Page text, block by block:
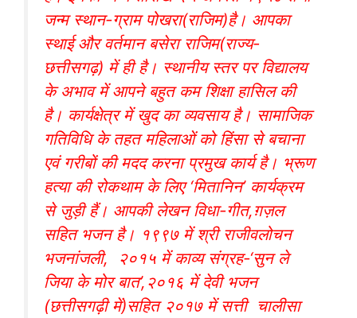
जन्म स्थान-ग्राम पोखरा(राजिम)है। आपका
स्थाई और वर्तमान बसेरा राजिम(राज्य-
छत्तीसगढ़) में ही है। स्थानीय स्तर पर विद्यालय
के अभाव में आपने बहुत कम शिक्षा हासिल की
है। कार्यक्षेत्र में खुद का व्यवसाय है। सामाजिक
गतिविधि के तहत महिलाओं को हिंसा से बचाना
एवं गरीबों की मदद करना प्रमुख कार्य है। भ्रूण
हत्या की रोकथाम के लिए ‘मितानिन’ कार्यक्रम
से जुड़ी हैं। आपकी लेखन विधा-गीत,ग़ज़ल
सहित भजन है। १९९७ में श्री राजीवलोचन
भजनांजली, २०१५ में काव्य संग्रह-‘सुन ले
जिया के मोर बात’,२०१६ में देवी भजन
(छत्तीसगढ़ी में)सहित २०१७ में सत्ती चालीसा